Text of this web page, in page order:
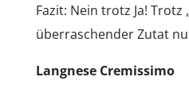
Fazit: Nein trotz Ja! Trotz
überraschender Zutat
Langnese Cremissimo